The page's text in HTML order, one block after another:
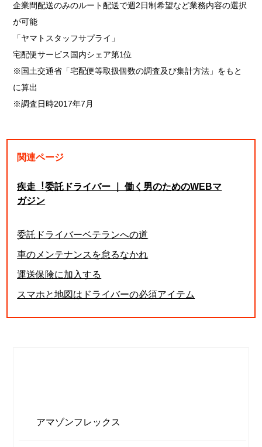
企業間配送のみのルート配送で週2日制希望など業務内容の選択
が可能
「ヤマトスタッフサプライ」
宅配便サービス国内シェア第1位
※国土交通省「宅配便等取扱個数の調査及び集計方法」をもと
に算出
※調査日時2017年7月
関連ページ
疾走︕委託ドライバー ｜ 働く男のためのWEBマ
ガジン
委託ドライバーベテランへの道
車のメンテナンスを怠るなかれ
運送保険に加入する
スマホと地図はドライバーの必須アイテム
アマゾンフレックス